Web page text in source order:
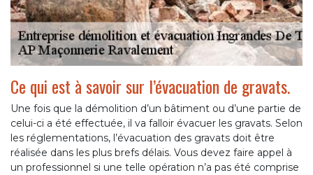
Ce qui est à savoir sur l’évacuation de gravats.
Une fois que la démolition d’un bâtiment ou d’une partie de
celui-ci a été effectuée, il va falloir évacuer les gravats. Selon
les réglementations, l’évacuation des gravats doit être
réalisée dans les plus brefs délais. Vous devez faire appel à
un professionnel si une telle opération n’a pas été comprise